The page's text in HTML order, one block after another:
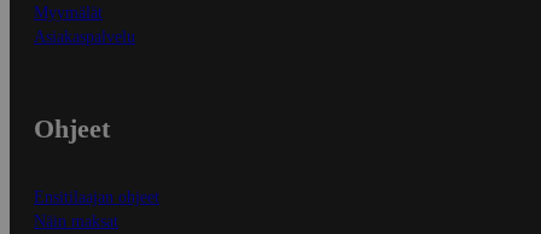
Myymälät
Asiakaspalvelu
Ohjeet
Ensitilaajan ohjeet
Näin maksat